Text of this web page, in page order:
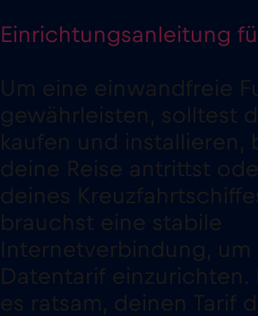
Einrichtungsanleitung
Um eine einwandfreie
gewährleisten, solltest
kaufen und installieren,
deine Reise antrittst
deines
brauchst eine stabile
Internetverbindung, um
Datentarif einzurichten.
es ratsam, deinen Tarif